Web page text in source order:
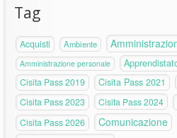
Tag
Acquisti Ambiente
Amministrazione personale
Cisita Pass 2019
Cisita Pass 2021
Cisita Pass 2023 Cisita Pass 2024
Cisita Pass 2026
Comunicazione